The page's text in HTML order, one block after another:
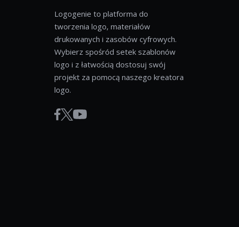
Logogenie to platforma do
tworzenia logo, materiałów
drukowanych i zasobów cyfrowych.
Wybierz spośród setek szablonów
logo i z łatwością dostosuj swój
projekt za pomocą naszego kreatora
logo.